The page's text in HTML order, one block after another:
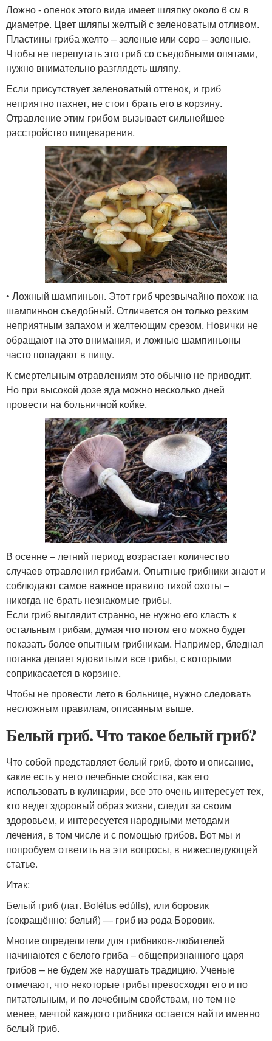
Ложно - опенок этого вида имеет шляпку около 6 см в
диаметре. Цвет шляпы желтый с зеленоватым отливом.
Пластины гриба желто – зеленые или серо – зеленые.
Чтобы не перепутать это гриб со съедобными опятами,
нужно внимательно разглядеть шляпу.
Если присутствует зеленоватый оттенок, и гриб
неприятно пахнет, не стоит брать его в корзину.
Отравление этим грибом вызывает сильнейшее
расстройство пищеварения.
• Ложный шампиньон. Этот гриб чрезвычайно похож на
шампиньон съедобный. Отличается он только резким
неприятным запахом и желтеющим срезом. Новички не
обращают на это внимания, и ложные шампиньоны
часто попадают в пищу.
К смертельным отравлениям это обычно не приводит.
Но при высокой дозе яда можно несколько дней
провести на больничной койке.
В осенне – летний период возрастает количество
случаев отравления грибами. Опытные грибники знают и
соблюдают самое важное правило тихой охоты –
никогда не брать незнакомые грибы.
Если гриб выглядит странно, не нужно его класть к
остальным грибам, думая что потом его можно будет
показать более опытным грибникам. Например, бледная
поганка делает ядовитыми все грибы, с которыми
соприкасается в корзине.
Чтобы не провести лето в больнице, нужно следовать
несложным правилам, описанным выше.
Белый гриб. Что такое белый гриб?
Что собой представляет белый гриб, фото и описание,
какие есть у него лечебные свойства, как его
использовать в кулинарии, все это очень интересует тех,
кто ведет здоровый образ жизни, следит за своим
здоровьем, и интересуется народными методами
лечения, в том числе и с помощью грибов. Вот мы и
попробуем ответить на эти вопросы, в нижеследующей
статье.
Итак:
Белый гриб (лат. Bolétus edúlis), или боровик
(сокращённо: белый) — гриб из рода Боровик.
Многие определители для грибников-любителей
начинаются с белого гриба – общепризнанного царя
грибов – не будем же нарушать традицию. Ученые
отмечают, что некоторые грибы превосходят его и по
питательным, и по лечебным свойствам, но тем не
менее, мечтой каждого грибника остается найти именно
белый гриб.